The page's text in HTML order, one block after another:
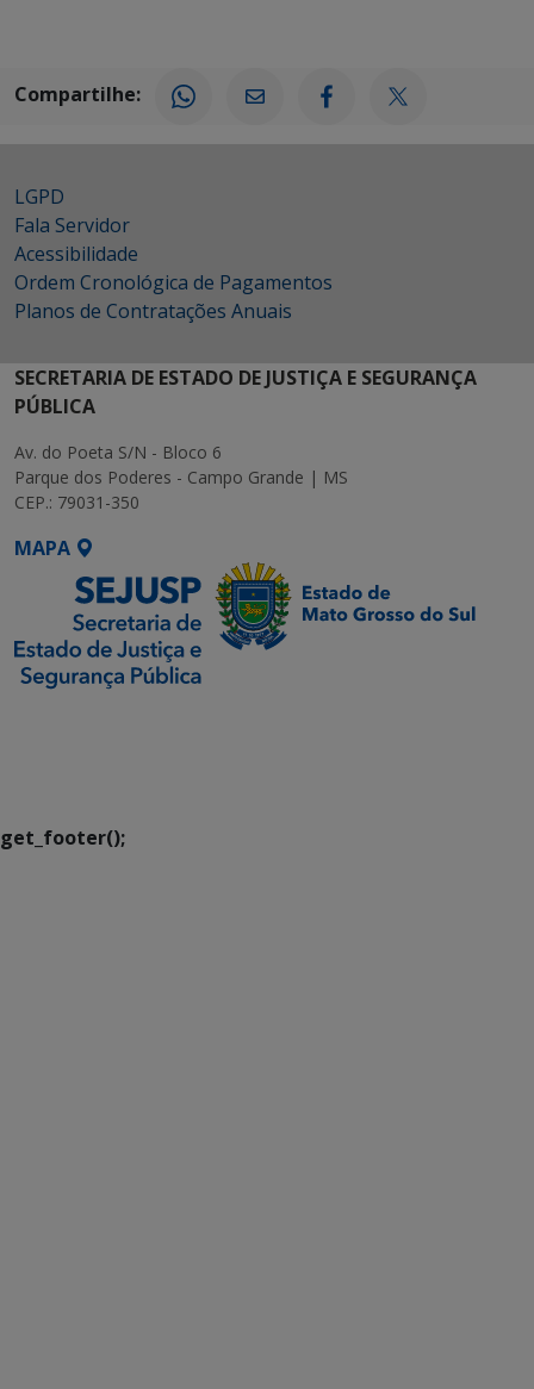
Compartilhe:
LGPD
Fala Servidor
Acessibilidade
Ordem Cronológica de Pagamentos
Planos de Contratações Anuais
SECRETARIA DE ESTADO DE JUSTIÇA E SEGURANÇA
PÚBLICA
Av. do Poeta S/N - Bloco 6
Parque dos Poderes - Campo Grande | MS
CEP.: 79031-350
MAPA
get_footer();